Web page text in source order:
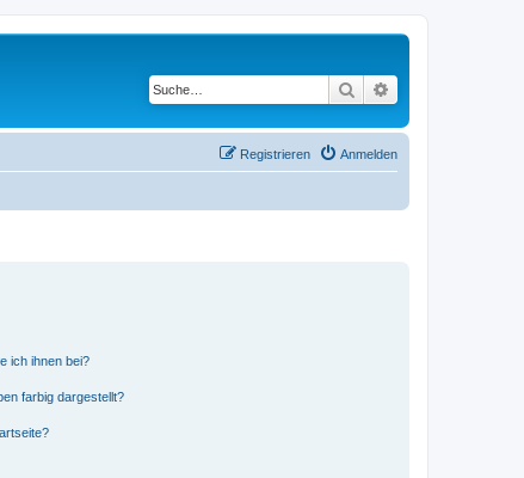
Suche
Anmelden
Registrieren
ich ihnen bei?
farbig dargestellt?